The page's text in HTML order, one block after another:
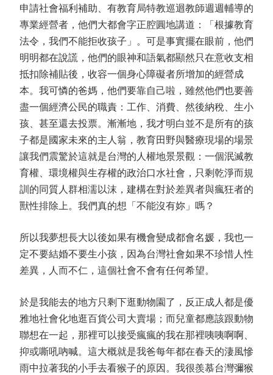
申請社會福利補助、有教育局特教巡迴教師週週輔導的
專業經營者，他們大都會字正腔圓地講道：「根據教育
法令，我們不能拒收孩子」。可是事實擺在眼前，他們
明明都在說謊，他們的眼神和語氣都顯然只在意收支相
抵扣除補貼後，收容一個身心障礙者所增加的經營成
本。我可憐的爸媽，他們要靠自己啦，雖然他們也要善
盡一個經濟公民的職責：工作、消費、然後納稅、生小
孩、甚至還去投票。漸漸地，我才明白並不是所有的孩
子都是國家未來的主人翁，教育田野與醫療現場的場景
讓我們震驚於這就是台灣的人權地景景觀：一個泯滅教
育權、環境權與生存權的政治口水社會，只剩乾淨而規
訓的同質人群相濡以沫，建構在對於差異者與瘋狂者的
獸性排除上。我們真的想「不能沒有妳」嗎？
所以我夢想長大以後如果有機會變成都會名媛，我也一
定不要結婚不要生小孩，因為台灣社會如果不珍惜人性
差異，人而不仁，這個社會不會有任何希望。
於是我能去的地方只剩下逛動物園了，反正成人都是優
雅地社會化地逛百貨公司大賣場；而兒童都應該跟動物
聯想在一起，那裡可以接受瘋瘋的我在那裡咦咦啊啊、
抑或嘶吼吶喊。這大概就是我爸每年都在春天的淒風慘
雨中拉著我的小手去看猴子的原因。我很羨慕台灣彌猴